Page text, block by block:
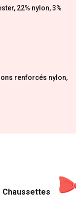
22% nylon, 3%
renforcés nylon,
Chaussettes